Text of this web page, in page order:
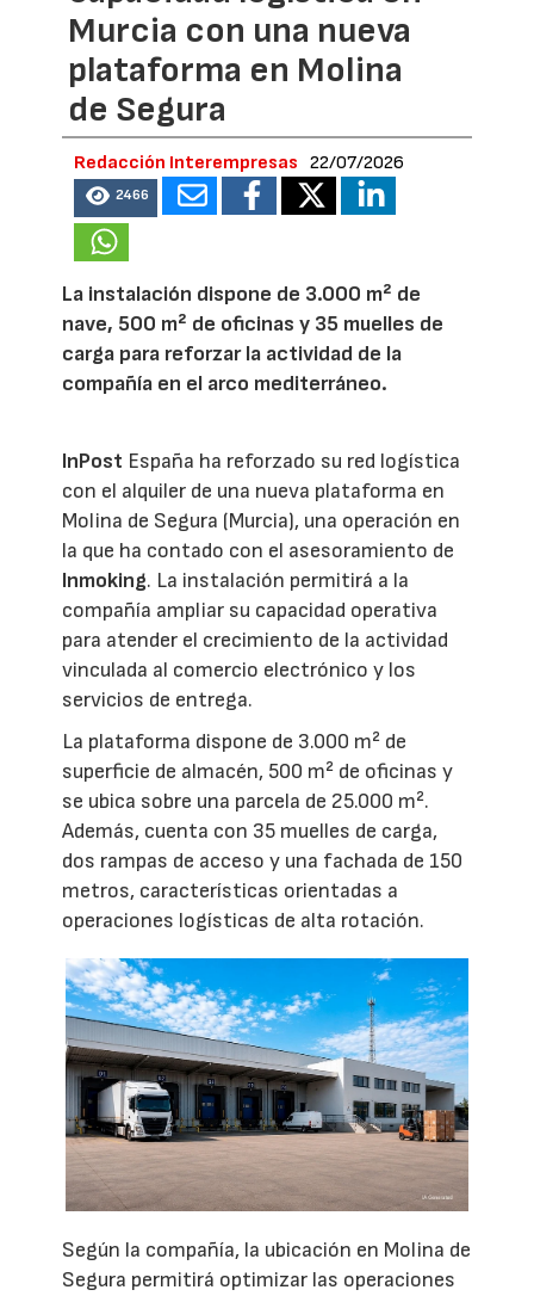
Murcia con una nueva
plataforma en Molina
de Segura
Redacción Interempresas 22/07/2026
2466
La instalación dispone de 3.000 m² de
nave, 500 m² de oficinas y 35 muelles de
carga para reforzar la actividad de la
compañía en el arco mediterráneo.
InPost España ha reforzado su red logística
con el alquiler de una nueva plataforma en
Molina de Segura (Murcia), una operación en
la que ha contado con el asesoramiento de
Inmoking. La instalación permitirá a la
compañía ampliar su capacidad operativa
para atender el crecimiento de la actividad
vinculada al comercio electrónico y los
servicios de entrega.
La plataforma dispone de 3.000 m² de
superficie de almacén, 500 m² de oficinas y
se ubica sobre una parcela de 25.000 m².
Además, cuenta con 35 muelles de carga,
dos rampas de acceso y una fachada de 150
metros, características orientadas a
operaciones logísticas de alta rotación.
Según la compañía, la ubicación en Molina de
Segura permitirá optimizar las operaciones